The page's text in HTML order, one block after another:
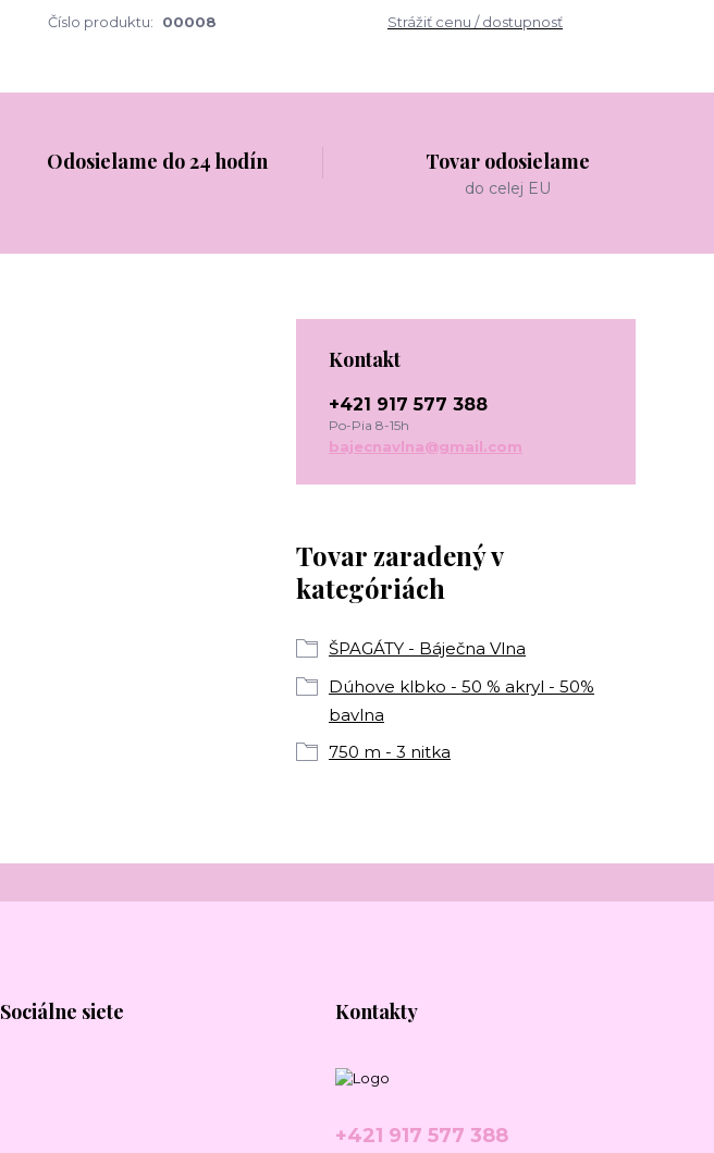
Číslo produktu: 00008 Strážiť cenu / dostupnosť
Odosielame do 24 hodín Tovar odosielame
do celej EU
Tovar zaradený v
kategóriách
ŠPAGÁTY - Báječna Vlna
Dúhove klbko - 50 % akryl - 50%
bavlna
750 m - 3 nitka
Kontakt
+421 917 577 388
Po-Pia 8-15h
bajecnavlna@gmail.com
Sociálne siete Kontakty
+421 917 577 388